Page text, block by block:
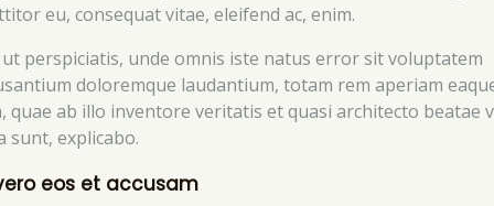
eu, consequat vitae, eleifend ac, enim.
ut perspiciatis, unde omnis iste natus error sit voluptatem
doloremque laudantium, totam rem aperiam
quae ab illo inventore veritatis et quasi architecto beatae
sunt, explicabo.
eos et accusam